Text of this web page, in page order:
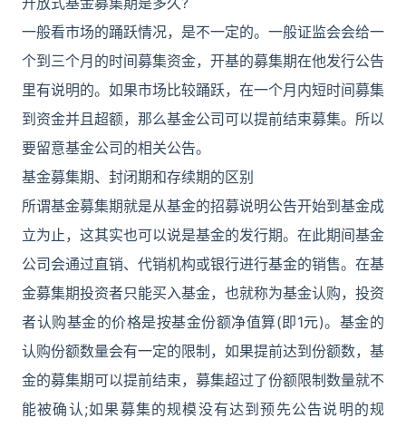
一般看市场的踊跃情况，是不一定的。一般证监会会给一
个到三个月的时间募集资金，开基的募集期在他发行公告
里有说明的。如果市场比较踊跃，在一个月内短时间募集
到资金并且超额，那么基金公司可以提前结束募集。所以
要留意基金公司的相关公告。
基金募集期、封闭期和存续期的区别
所谓基金募集期就是从基金的招募说明公告开始到基金成
立为止，这其实也可以说是基金的发行期。在此期间基金
公司会通过直销、代销机构或银行进行基金的销售。在基
金募集期投资者只能买入基金，也就称为基金认购，投资
者认购基金的价格是按基金份额净值算(即1元)。基金的
认购份额数量会有一定的限制，如果提前达到份额数，基
金的募集期可以提前结束，募集超过了份额限制数量就不
能被确认;如果募集的规模没有达到预先公告说明的规